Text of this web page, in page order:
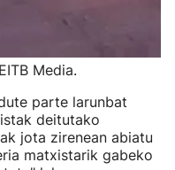
Media.
parte larunbat
deitutako
jota zirenean abiatu
matxistarik gabeko